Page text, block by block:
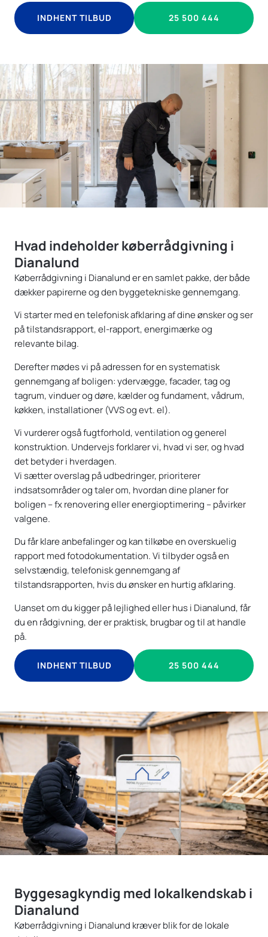
INDHENT TILBUD 25 500 444
Hvad indeholder køberrådgivning i
Dianalund
Køberrådgivning i Dianalund er en samlet pakke, der både
dækker papirerne og den byggetekniske gennemgang.
Vi starter med en telefonisk afklaring af dine ønsker og ser
på tilstandsrapport, el-rapport, energimærke og
relevante bilag.
Derefter mødes vi på adressen for en systematisk
gennemgang af boligen: ydervægge, facader, tag og
tagrum, vinduer og døre, kælder og fundament, vådrum,
køkken, installationer (VVS og evt. el).
Vi vurderer også fugtforhold, ventilation og generel
konstruktion. Undervejs forklarer vi, hvad vi ser, og hvad
det betyder i hverdagen.
Vi sætter overslag på udbedringer, prioriterer
indsatsområder og taler om, hvordan dine planer for
boligen – fx renovering eller energioptimering – påvirker
valgene.
Du får klare anbefalinger og kan tilkøbe en overskuelig
rapport med fotodokumentation. Vi tilbyder også en
selvstændig, telefonisk gennemgang af
tilstandsrapporten, hvis du ønsker en hurtig afklaring.
Uanset om du kigger på lejlighed eller hus i Dianalund, får
du en rådgivning, der er praktisk, brugbar og til at handle
på.
INDHENT TILBUD 25 500 444
Byggesagkyndig med lokalkendskab i
Dianalund
Køberrådgivning i Dianalund kræver blik for de lokale